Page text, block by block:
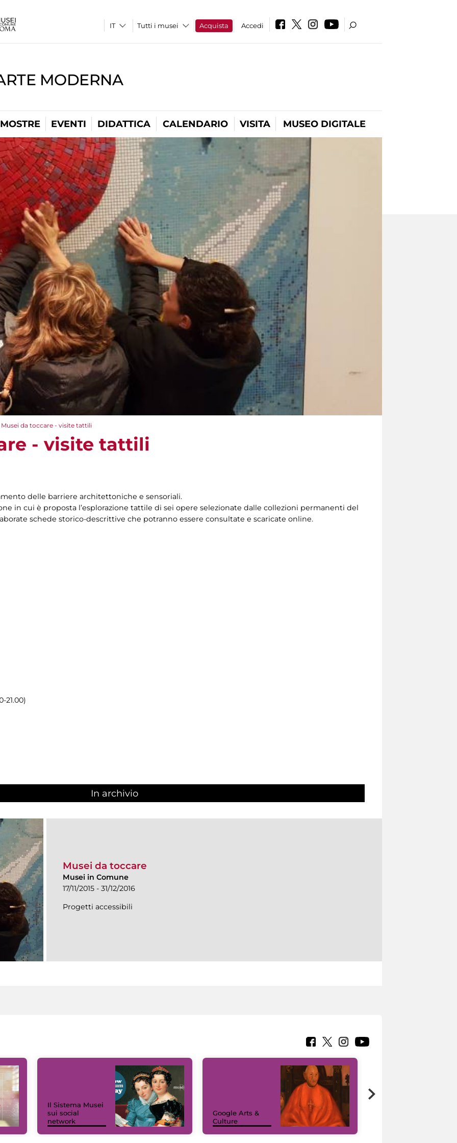
Tutti i musei Acquista Accedi
MODERNA
MOSTRE EVENTI DIDATTICA CALENDARIO VISITA MUSEO DIGITALE
Musei da toccare - visite tattili
- visite tattili
delle barriere architettoniche e sensoriali.
in cui è proposta l’esplorazione tattile di sei opere selezionate dalle collezioni permanenti del
schede storico-descrittive che potranno essere consultate e scaricate online.
21.00)
In archivio
Musei da toccare
Musei in Comune
17/11/2015 - 31/12/2016
Progetti accessibili
Il Sistema Musei
sui social
network
Google Arts &
Culture